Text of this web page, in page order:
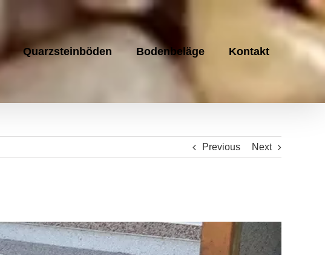
Quarzsteinböden Bodenbeläge Kontakt
Previous Next